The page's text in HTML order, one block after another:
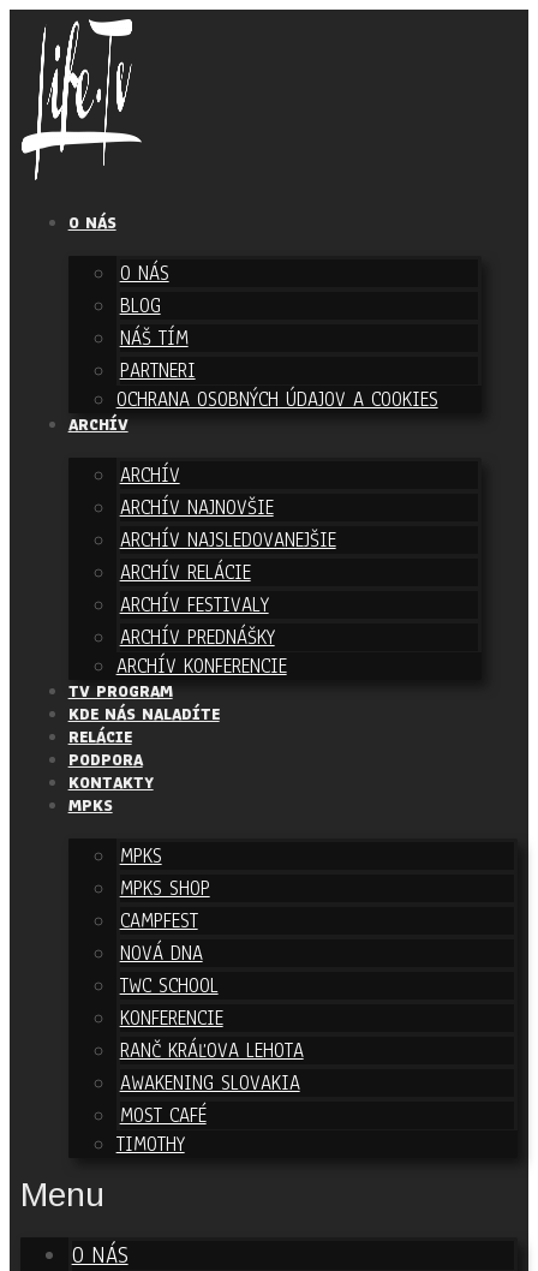
O NÁS
O NÁS
BLOG
NÁŠ TÍM
PARTNERI
OCHRANA OSOBNÝCH ÚDAJOV A COOKIES
ARCHÍV
ARCHÍV
ARCHÍV NAJNOVŠIE
ARCHÍV NAJSLEDOVANEJŠIE
ARCHÍV RELÁCIE
ARCHÍV FESTIVALY
ARCHÍV PREDNÁŠKY
ARCHÍV KONFERENCIE
TV PROGRAM
KDE NÁS NALADÍTE
RELÁCIE
PODPORA
KONTAKTY
MPKS
MPKS
MPKS SHOP
CAMPFEST
NOVÁ DNA
TWC SCHOOL
KONFERENCIE
RANČ KRÁĽOVA LEHOTA
AWAKENING SLOVAKIA
MOST CAFÉ
TIMOTHY
Menu
O NÁS